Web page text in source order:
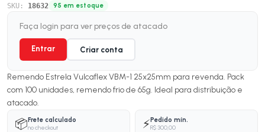
SKU: 18632 95 em estoque
Faça login para ver preços de atacado
Entrar Criar conta
Remendo Estrela Vulcaflex VBM-1 25x25mm para revenda. Pack
com 100 unidades, remendo frio de 65g. Ideal para distribuição e
atacado.
📦Frete calculado
no checkout
⚡Pedido mín.
R$ 300,00